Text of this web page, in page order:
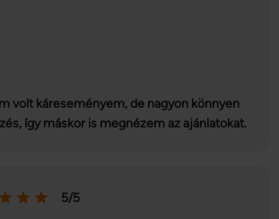
volt káreseményem, de nagyon könnyen
így máskor is megnézem az ajánlatokat.
5/5